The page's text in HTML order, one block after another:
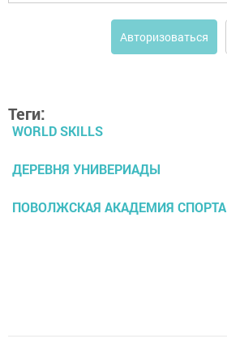
Авторизоваться
Теги:
WORLD SKILLS
ДЕРЕВНЯ УНИВЕРИАДЫ
ПОВОЛЖСКАЯ АКАДЕМИЯ СПОРТА